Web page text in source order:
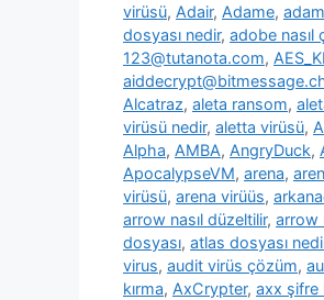
virüsü, Adair, Adame,
dosyası nedir, adobe nasıl
123@tutanota.com,
Alcatraz, aleta ransom,
virüsü nedir, aletta virüsü,
Alpha, AMBA, AngryDuck,
ApocalypseVM, arena,
virüsü, arena virüüs,
arrow nasıl düzeltilir, arrow
dosyası, atlas dosyası
virus, audit virüs çözüm,
kırma, AxCrypter, axx şifre